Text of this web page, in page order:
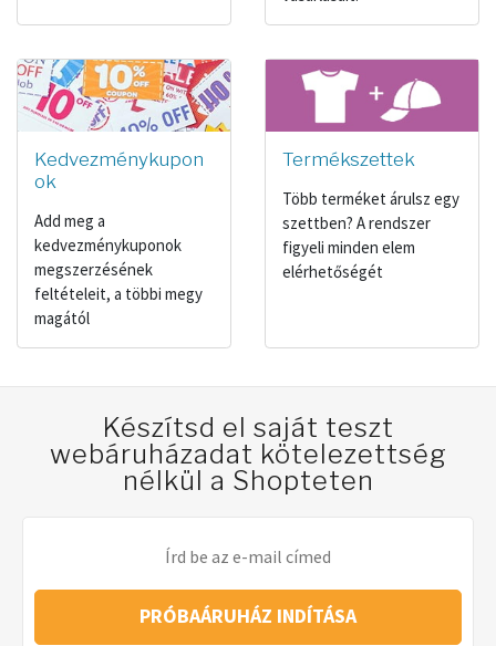
Kedvezménykupon
ok
Add meg a
kedvezménykuponok
megszerzésének
feltételeit, a többi megy
magától
Termékszettek
Több terméket árulsz egy
szettben? A rendszer
figyeli minden elem
elérhetőségét
Készítsd el saját teszt
webáruházadat kötelezettség
nélkül a Shopteten
PRÓBAÁRUHÁZ INDÍTÁSA